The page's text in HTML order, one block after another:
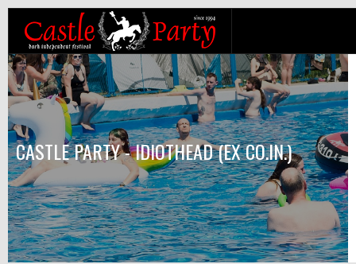
CASTLE PARTY - IDIOTHEAD (EX CO.IN.)